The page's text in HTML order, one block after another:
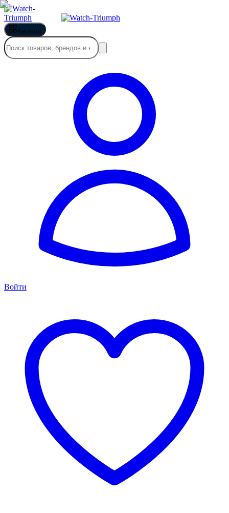
Каталог
Войти